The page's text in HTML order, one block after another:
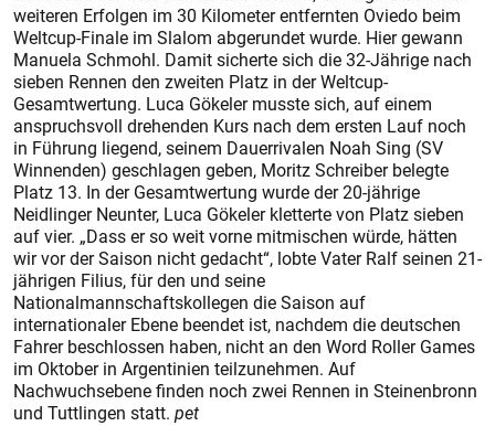
weiteren Erfolgen im 30 Kilometer entfernten Oviedo beim
Weltcup-Finale im Slalom abgerundet wurde. Hier gewann
Manuela Schmohl. Damit sicherte sich die 32-Jährige nach
sieben Rennen den zweiten Platz in der Weltcup-
Gesamtwertung. Luca Gökeler musste sich, auf einem
anspruchsvoll drehenden Kurs nach dem ersten Lauf noch
in Führung liegend, seinem Dauerrivalen Noah Sing (SV
Winnenden) geschlagen geben, Moritz Schreiber belegte
Platz 13. In der Gesamtwertung wurde der 20-jährige
Neidlinger Neunter, Luca Gökeler kletterte von Platz sieben
auf vier. „Dass er so weit vorne mitmischen würde, hätten
wir vor der Saison nicht gedacht“, lobte Vater Ralf seinen 21-
jährigen Filius, für den und seine
Nationalmannschaftskollegen die Saison auf
internationaler Ebene beendet ist, nachdem die deutschen
Fahrer beschlossen haben, nicht an den Word Roller Games
im Oktober in Argentinien teilzunehmen. Auf
Nachwuchsebene finden noch zwei Rennen in Steinenbronn
und Tuttlingen statt. pet